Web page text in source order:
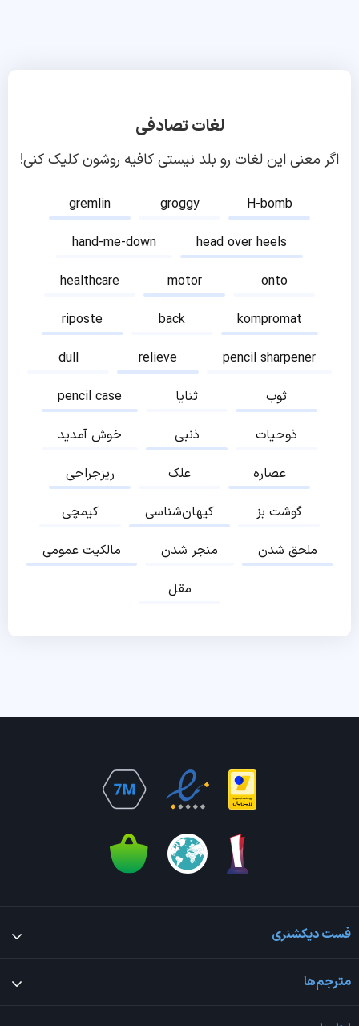
لغات تصادفی
اگر معنی این لغات رو بلد نیستی کافیه روشون کلیک کنی!
gremlin groggy
H-bomb
hand-me-down
head over heels
healthcare
motor
onto
riposte
back
kompromat
dull
relieve
pencil sharpener
pencil case
ثنایا
ثوب
خوش آمدید
ذنبی
ذوحیات
ریزجراحی
علک
عصاره
کیمچی
کیهان‌شناسی
گوشت بز
مالکیت عمومی
منجر شدن
ملحق شدن
مقل
فست دیکشنری
مترجم‌ها